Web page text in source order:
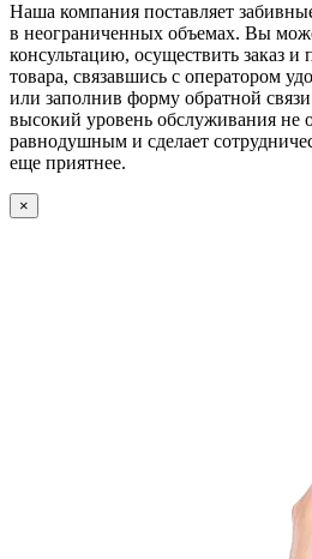
Наша компания поставляет
в неограниченных объемах. Вы
консультацию, осуществить заказ и
товара, связавшись с оператором
или заполнив форму обратной
высокий уровень обслуживания не
равнодушным и сделает
еще приятнее.
×